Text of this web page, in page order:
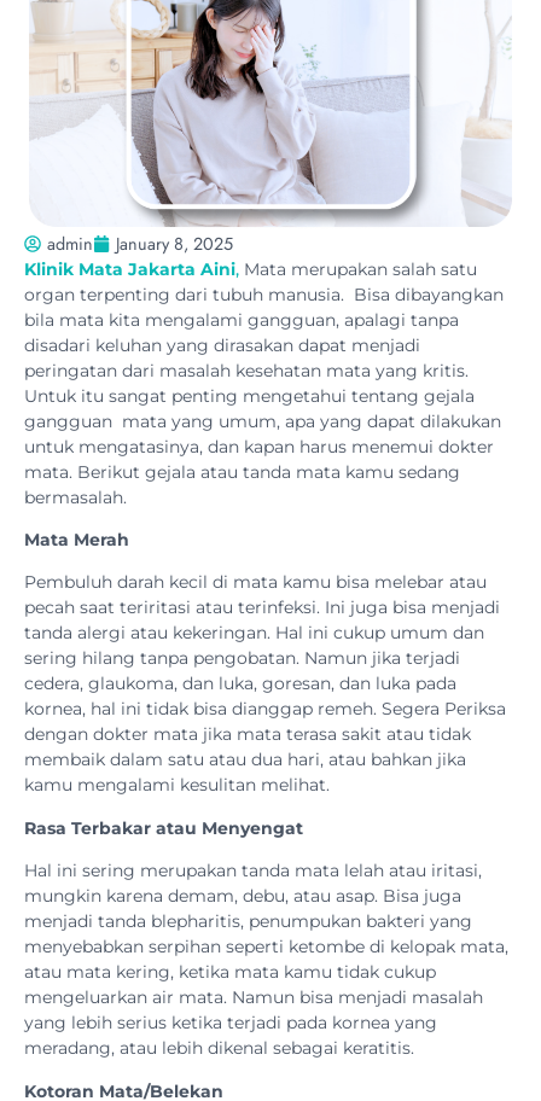
admin January 8, 2025
Klinik Mata Jakarta Aini, Mata merupakan salah satu
organ terpenting dari tubuh manusia. Bisa dibayangkan
bila mata kita mengalami gangguan, apalagi tanpa
disadari keluhan yang dirasakan dapat menjadi
peringatan dari masalah kesehatan mata yang kritis.
Untuk itu sangat penting mengetahui tentang gejala
gangguan mata yang umum, apa yang dapat dilakukan
untuk mengatasinya, dan kapan harus menemui dokter
mata. Berikut gejala atau tanda mata kamu sedang
bermasalah.
Mata Merah
Pembuluh darah kecil di mata kamu bisa melebar atau
pecah saat teriritasi atau terinfeksi. Ini juga bisa menjadi
tanda alergi atau kekeringan. Hal ini cukup umum dan
sering hilang tanpa pengobatan. Namun jika terjadi
cedera, glaukoma, dan luka, goresan, dan luka pada
kornea, hal ini tidak bisa dianggap remeh. Segera Periksa
dengan dokter mata jika mata terasa sakit atau tidak
membaik dalam satu atau dua hari, atau bahkan jika
kamu mengalami kesulitan melihat.
Rasa Terbakar atau Menyengat
Hal ini sering merupakan tanda mata lelah atau iritasi,
mungkin karena demam, debu, atau asap. Bisa juga
menjadi tanda blepharitis, penumpukan bakteri yang
menyebabkan serpihan seperti ketombe di kelopak mata,
atau mata kering, ketika mata kamu tidak cukup
mengeluarkan air mata. Namun bisa menjadi masalah
yang lebih serius ketika terjadi pada kornea yang
meradang, atau lebih dikenal sebagai keratitis.
Kotoran Mata/Belekan